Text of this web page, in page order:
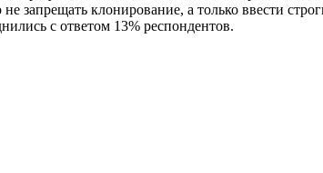
запрещать клонирование, а только ввести
с ответом 13% респондентов.